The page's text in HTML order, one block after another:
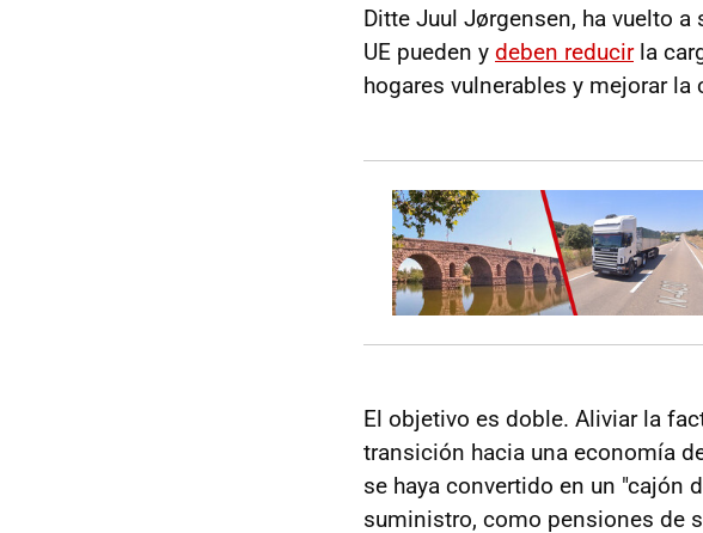
Ditte Juul Jørgensen, ha vuelto
UE pueden y deben reducirla
hogares vulnerables y mejorar
El objetivo es doble. Aliviar la
transición hacia una economía
se haya convertido en un "cajón
suministro, como pensiones de